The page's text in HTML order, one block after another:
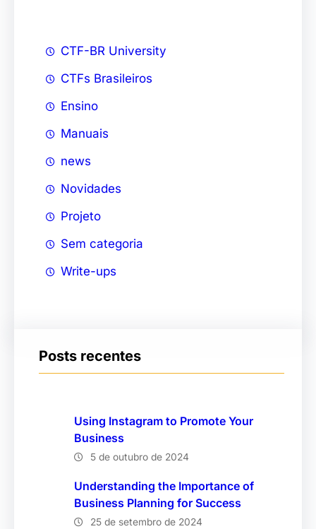
CTF-BR University
CTFs Brasileiros
Ensino
Manuais
news
Novidades
Projeto
Sem categoria
Write-ups
Posts recentes
Using Instagram to Promote Your
Business
5 de outubro de 2024
Understanding the Importance of
Business Planning for Success
25 de setembro de 2024